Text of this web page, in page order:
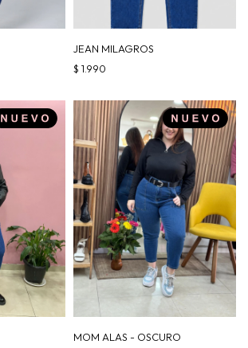
JEAN MILAGROS
$ 1.990
MOM ALAS - OSCURO